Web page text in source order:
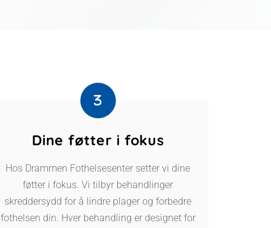
Dine føtter i fokus
Hos Drammen Fothelsesenter setter vi dine
føtter i fokus. Vi tilbyr behandlinger
skreddersydd for å lindre plager og forbedre
fothelsen din. Hver behandling er designet for